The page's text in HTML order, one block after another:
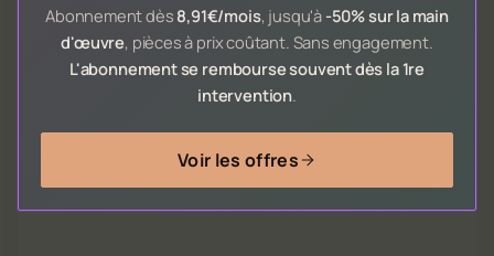
Abonnement dès 8,91€/mois, jusqu'à -50% sur la main
d'œuvre, pièces à prix coûtant. Sans engagement.
L'abonnement se rembourse souvent dès la 1re
intervention
Voir les offres